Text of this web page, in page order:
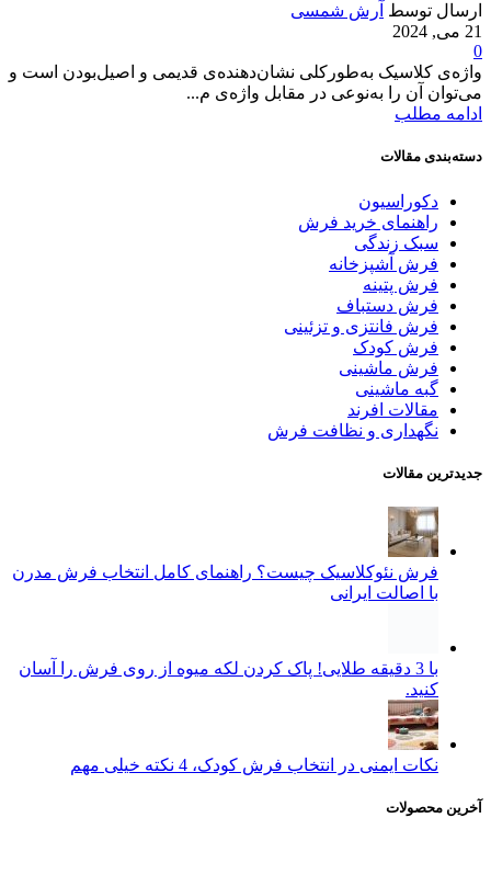
ارسال توسط آرش شمسی
21 می, 2024
0
واژه‌ی کلاسیک به‌طورکلی نشان‌دهنده‌ی قدیمی و اصیل‌بودن است و
می‌توان آن را به‌نوعی در مقابل واژه‌ی م...
ادامه مطلب
دسته‌بندی مقالات
دکوراسیون
راهنمای خرید فرش
سبک زندگی
فرش آشپزخانه
فرش پتینه
فرش دستباف
فرش فانتزی و تزئینی
فرش کودک
فرش ماشینی
گبه ماشینی
مقالات افرند
نگهداری و نظافت فرش
جدیدترین مقالات
فرش نئوکلاسیک چیست؟ راهنمای کامل انتخاب فرش مدرن
با اصالت ایرانی
با 3 دقیقه طلایی! پاک کردن لکه میوه از روی فرش را آسان
کنید.
نکات ایمنی در انتخاب فرش کودک، 4 نکته خیلی مهم
آخرین محصولات